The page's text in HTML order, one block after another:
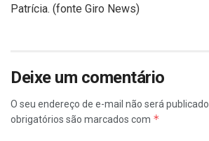
Patrícia. (fonte Giro News)
Deixe um comentário
O seu endereço de e-mail não será publicado.
obrigatórios são marcados com *